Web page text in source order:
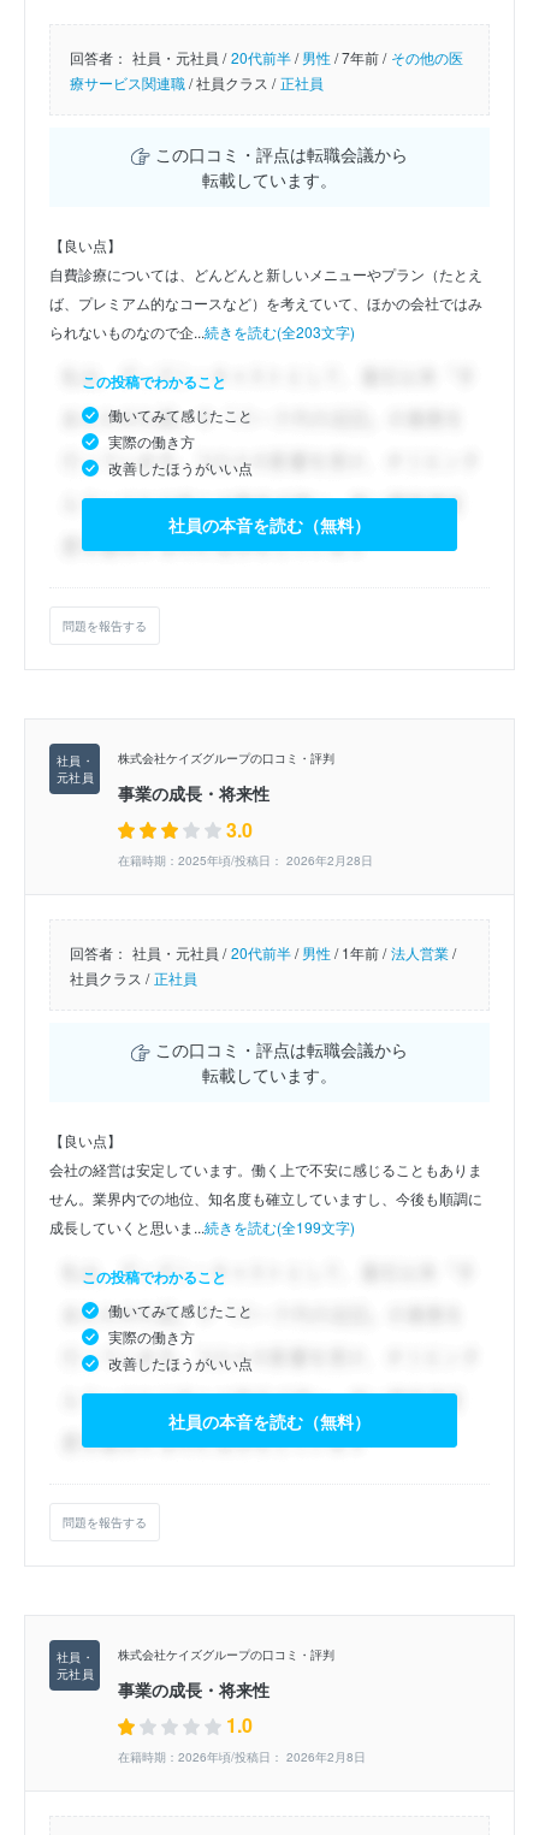
回答者： 社員・元社員 / 20代前半/男性/7年前 / その他の医
療サービス関連職/社員クラス / 正社員
この口コミ・評点は転職会議から
転載しています。
【良い点】
自費診療については、どんどんと新しいメニューやプラン（たとえ
ば、プレミアム的なコースなど）を考えていて、ほかの会社ではみ
られないものなので企...続きを読む(全203文字)
この投稿でわかること
働いてみて感じたこと
実際の働き方
改善したほうがいい点
社員の本音を読む（無料）
問題を報告する
株式会社ケイズグループの口コミ・評判
事業の成長・将来性
3.0
在籍時期：2025年頃/投稿日： 2026年2月28日
回答者： 社員・元社員 / 20代前半/男性/1年前 / 法人営業/
社員クラス / 正社員
この口コミ・評点は転職会議から
転載しています。
【良い点】
会社の経営は安定しています。働く上で不安に感じることもありま
せん。業界内での地位、知名度も確立していますし、今後も順調に
成長していくと思いま...続きを読む(全199文字)
この投稿でわかること
働いてみて感じたこと
実際の働き方
改善したほうがいい点
社員の本音を読む（無料）
問題を報告する
株式会社ケイズグループの口コミ・評判
事業の成長・将来性
1.0
在籍時期：2026年頃/投稿日： 2026年2月8日